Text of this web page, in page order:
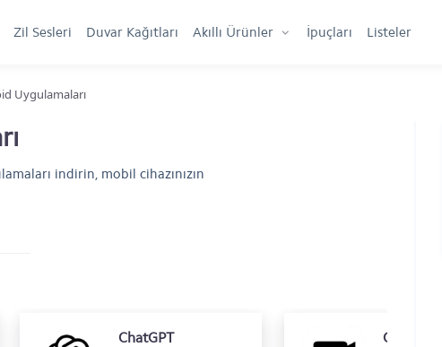
Zil Sesleri Duvar Kağıtları Akıllı Ürünler İpuçları Listeler
Uygulamaları
indirin, mobil cihazınızın
ChatGPT